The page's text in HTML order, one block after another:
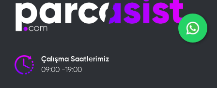
Çalışma Saatlerimiz
09:00 -19:00